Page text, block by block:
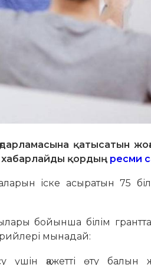
қатысатын
қордың ресми
іске асыратын 75
бойынша білім
мынадай:
қажетті өту балын